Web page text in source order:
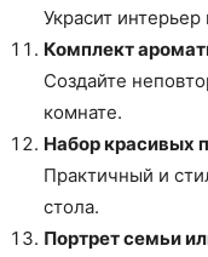
Украсит
Комплект
Создайте
комнате.
Набор красивых
Практичный и
стола.
Портрет семьи